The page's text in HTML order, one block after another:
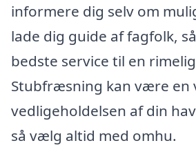
informere dig selv om
lade dig guide af fagfolk,
bedste service til en
Stubfræsning kan være en
vedligeholdelsen af din
så vælg altid med omhu.